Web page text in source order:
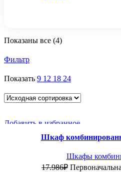
Показаны все (4)
Фильтр
Показать 9 12 18 24
-5%
Добавить в избранное
Шкаф
Шкафы
17.986₽